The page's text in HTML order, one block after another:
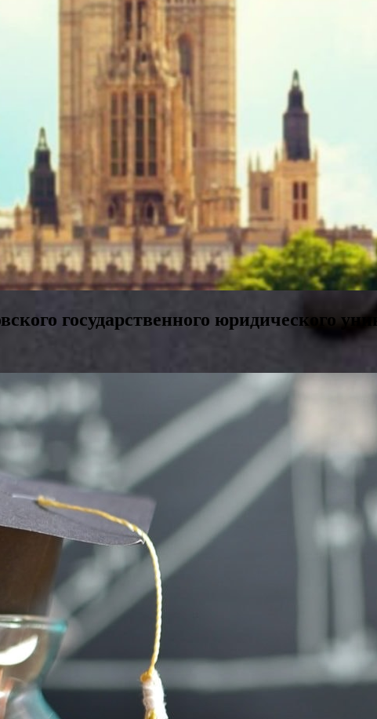
государственного юридического